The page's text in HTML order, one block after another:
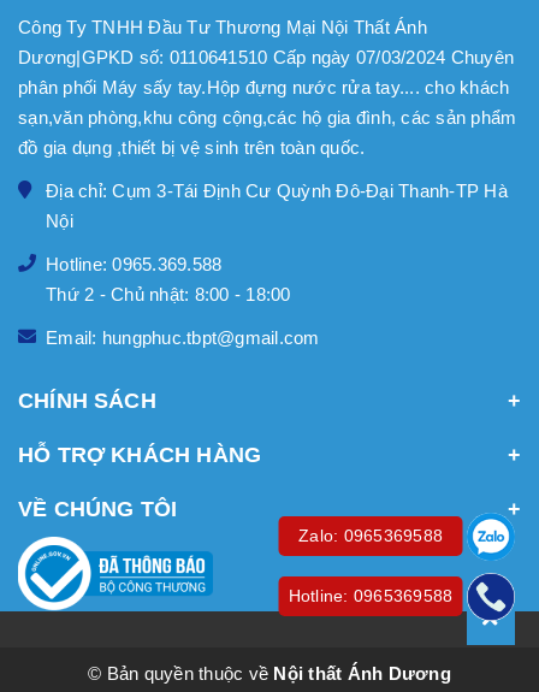
Công Ty TNHH Đầu Tư Thương Mại Nội Thất Ánh
Dương|GPKD số: 0110641510 Cấp ngày 07/03/2024 Chuyên
phân phối Máy sấy tay.Hộp đựng nước rửa tay.... cho khách
sạn,văn phòng,khu công cộng,các hộ gia đình, các sản phẩm
đồ gia dụng ,thiết bị vệ sinh trên toàn quốc.
Địa chỉ: Cụm 3-Tái Định Cư Quỳnh Đô-Đại Thanh-TP Hà
Nội
Hotline: 0965.369.588
Thứ 2 - Chủ nhật: 8:00 - 18:00
Email: hungphuc.tbpt@gmail.com
CHÍNH SÁCH
HỖ TRỢ KHÁCH HÀNG
VỀ CHÚNG TÔI
© Bản quyền thuộc về Nội thất Ánh Dương
Zalo: 0965369588
Hotline: 0965369588